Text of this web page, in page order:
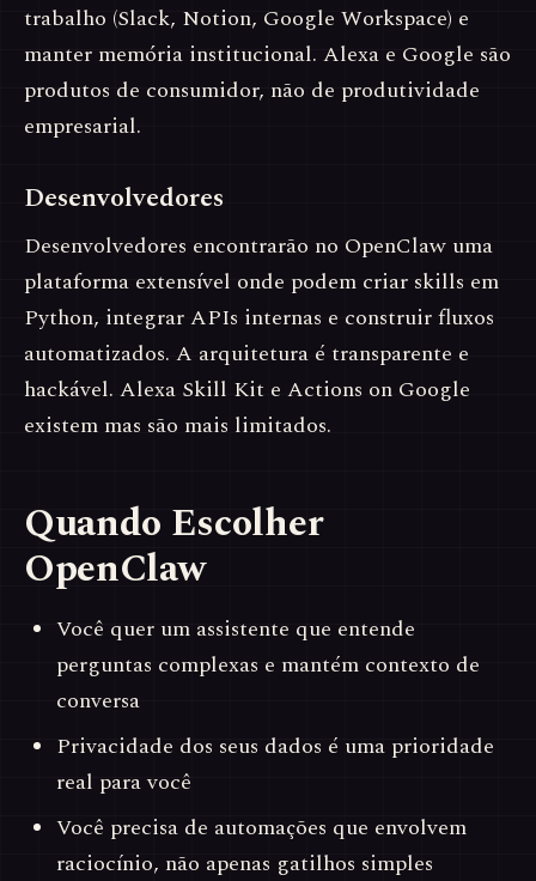
trabalho (Slack, Notion, Google Workspace) e
manter memória institucional. Alexa e Google são
produtos de consumidor, não de produtividade
empresarial.
Desenvolvedores
Desenvolvedores encontrarão no OpenClaw uma
plataforma extensível onde podem criar skills em
Python, integrar APIs internas e construir fluxos
automatizados. A arquitetura é transparente e
hackável. Alexa Skill Kit e Actions on Google
existem mas são mais limitados.
Quando Escolher
OpenClaw
Você quer um assistente que entende
perguntas complexas e mantém contexto de
conversa
Privacidade dos seus dados é uma prioridade
real para você
Você precisa de automações que envolvem
raciocínio, não apenas gatilhos simples